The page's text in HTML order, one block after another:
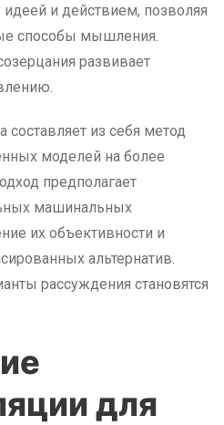
и действием, позволяя
способы мышления.
развивает
составляет из себя метод
моделей на более
предполагает
машинальных
их объективности и
альтернатив.
рассуждения становятся
для